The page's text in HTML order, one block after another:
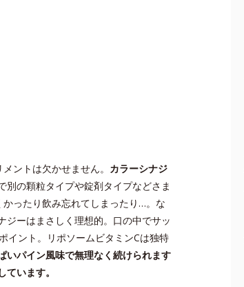
ントは欠かせません。 カラーシナジ
別の顆粒タイプや錠剤タイプなどさま
ったり飲み忘れてしまったり…。な
ジーはまさしく理想的。口の中でサッ
イント。リポソームビタミンCは独特
いパイン風味で無理なく続けられます
います。